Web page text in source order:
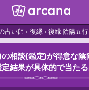
占い師 復縁 復縁 陰陽五行
相談(鑑定)が得意な陰
結果が具体的で当た